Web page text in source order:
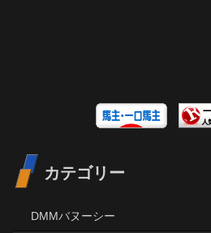
カテゴリー
DMMバヌーシー